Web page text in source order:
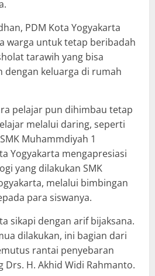
PDM Kota Yogyakarta
warga untuk tetap beribadah
tarawih yang bisa
dengan keluarga di rumah
pelajar pun dihimbau tetap
melalui daring, seperti
Muhammdiyah 1
Yogyakarta mengapresiasi
yang dilakukan SMK
melalui bimbingan
para siswanya.
sikapi dengan arif bijaksana.
dilakukan, ini bagian dari
rantai penyebaran
Drs. H. Akhid Widi Rahmanto.